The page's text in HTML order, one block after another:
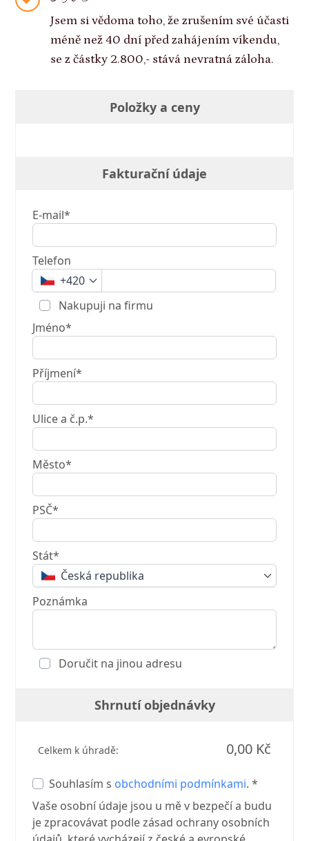
Jsem si vědoma toho, že zrušením své účasti
méně než 40 dní před zahájením víkendu,
se z částky 2.800,- stává nevratná záloha.
Položky a ceny
Fakturační údaje
E-mail*
Telefon
+420
Nakupuji na firmu
Jméno*
Příjmení*
Ulice a č.p.*
Město*
PSČ*
Stát*
Česká republika
Poznámka
Doručit na jinou adresu
Shrnutí objednávky
Celkem k úhradě: 0,00 Kč
Souhlasím s obchodními podmínkami. *
Vaše osobní údaje jsou u mě v bezpečí a budu
je zpracovávat podle zásad ochrany osobních